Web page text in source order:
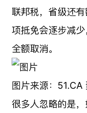
联邦税，省级还
项抵免会逐步减
全额取消。
图片来源：51.CA
很多人忽略的是